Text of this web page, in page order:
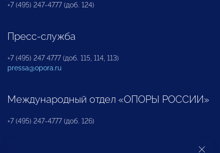
+7 (495) 247-4777 (доб. 124)
Пресс-служба
+7 (495) 247 4777 (доб. 115, 114, 113)
pressa@opora.ru
Международный отдел «ОПОРЫ РОССИИ»
+7 (495) 247-4777 (доб. 126)